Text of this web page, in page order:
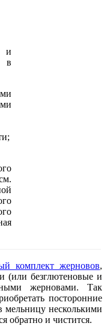
и
в
комплект жерновов,
(или безглютеновые и
жерновами. Так
посторонние
мельницу несколькими
обратно и чистится.